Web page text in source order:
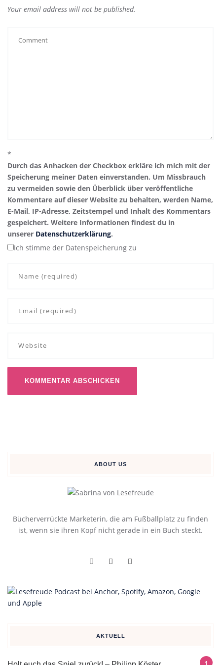
Your email address will not be published.
*
Durch das Anhacken der Checkbox erkläre ich mich mit der
Speicherung meiner Daten einverstanden. Um Missbrauch
zu vermeiden sowie den Überblick über veröffentliche
Kommentare auf dieser Website zu behalten, werden Name,
E-Mail, IP-Adresse, Zeitstempel und Inhalt des Kommentars
gespeichert. Weitere Informationen findest du in
unserer Datenschutzerklärung.
Ich stimme der Datenspeicherung zu
ABOUT US
Bücherverrückte Marketerin, die am Fußballplatz zu finden
ist, wenn sie ihren Kopf nicht gerade in ein Buch steckt.
AKTUELL